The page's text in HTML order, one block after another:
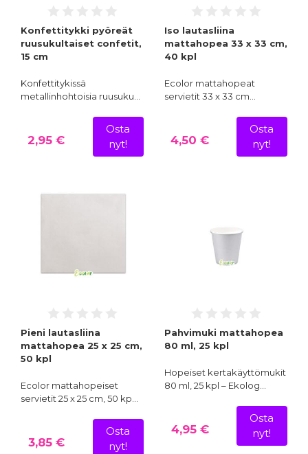
Konfettitykki pyöreät
ruusukultaiset confetit,
15 cm
Konfettitykissä
metallinhohtoisia ruusuku…
2,95 €
Osta
nyt!
Iso lautasliina
mattahopea 33 x 33 cm,
40 kpl
Ecolor mattahopeat
servietit 33 x 33 cm…
4,50 €
Osta
nyt!
Pieni lautasliina
mattahopea 25 x 25 cm,
50 kpl
Ecolor mattahopeiset
servietit 25 x 25 cm, 50 kp…
3,85 €
Osta
nyt!
Pahvimuki mattahopea
80 ml, 25 kpl
Hopeiset kertakäyttömukit
80 ml, 25 kpl – Ekolog…
4,95 €
Osta
nyt!